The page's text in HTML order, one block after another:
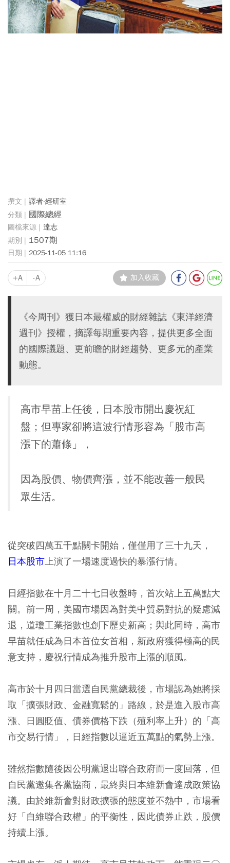
譯者‧經研室
國際總經
達志
1507期
2025-11-05 11:16
+A -A 加入收藏
《今周刊》獲日本最權威的財經雜誌《東洋經濟
週刊》授權，摘譯每期重要內容，提供更多全面
的國際議題、更前瞻的財經趨勢、更多元的產業
動態。
高市早苗上任後，日本股市開出慶祝紅
盤；但專家卻將這波行情形容為「股市高
漲下的蕭條」，
因為股價、物價齊漲，並不能改善一般民
眾生活。
從突破四萬五千點關卡開始，僅僅用了三十九天，
日本股市上演了一場速度過快的暴漲行情。
日經指數在十月二十七日收盤時，首次站上五萬點大
關。前一周，美國市場因為對美中貿易對抗的疑慮減
退，道瓊工業指數也創下歷史新高；與此同時，高市
早苗就任成為日本首位女首相，新政府獲得極高的民
意支持，慶祝行情成為推升股市上漲的順風。
高市於十月四日當選自民黨總裁後，市場認為她將採
取「擴張財政、金融寬鬆的」路線，於是進入股市高
漲、日圓貶值、債券價格下跌（殖利率上升）的「高
市交易行情」，日經指數以逼近五萬點的氣勢上漲。
雖然指數隨後因公明黨退出聯合政府而一度回落，但
自民黨邀集各黨協商，最終與日本維新會達成政策協
議。由於維新會對財政擴張的態度並不熱中，市場看
好「自維聯合政權」的平衡性，因此債券止跌，股價
持續上漲。